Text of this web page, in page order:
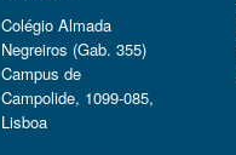
Colégio Almada
Negreiros (Gab. 355)
Campus de
Campolide, 1099-085,
Lisboa